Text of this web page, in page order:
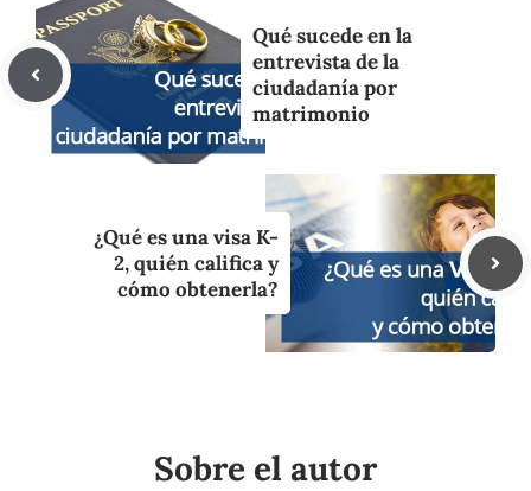
Qué sucede en la
entrevista de la
ciudadanía por
matrimonio
¿Qué es una visa K-
2, quién califica y
cómo obtenerla?
Sobre el autor